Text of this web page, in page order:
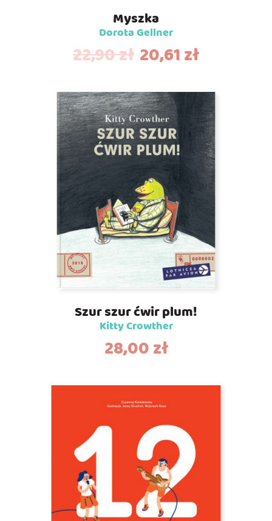
Myszka
Dorota Gellner
22,90zł 20,61zł
Szur szur ćwir plum!
Kitty Crowther
28,00zł